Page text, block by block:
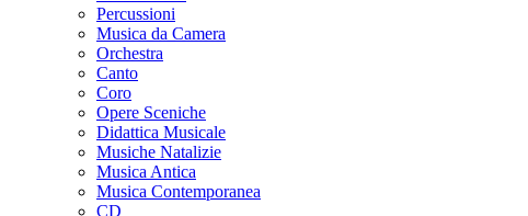
Percussioni
Musica da Camera
Orchestra
Canto
Coro
Opere Sceniche
Didattica Musicale
Musiche Natalizie
Musica Antica
Musica Contemporanea
CD